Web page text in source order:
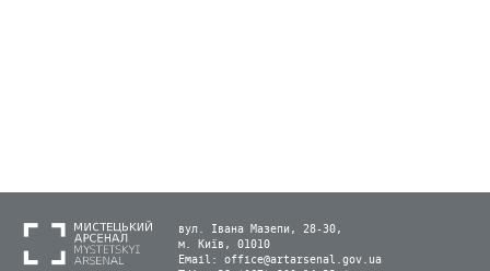
вул. Івана Мазепи, 28-30,
м. Київ, 01010
Email: office@artarsenal.gov.ua